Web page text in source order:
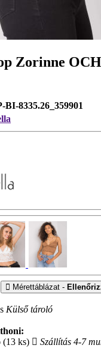
Zorinne
BI-8335.26_359901
Mérettáblázat -
Külső tároló
(13 ks)
Szállítás 4-7